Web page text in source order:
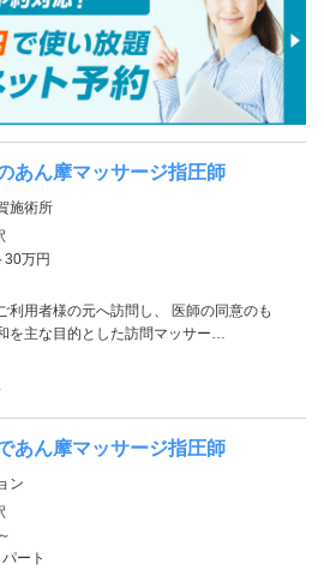
あん摩マッサージ指圧師
施術所
30万円
利用者様の元へ訪問し、 医師の同意のも
を主な目的とした訪問マッサー…
あん摩マッサージ指圧師
ン
ート